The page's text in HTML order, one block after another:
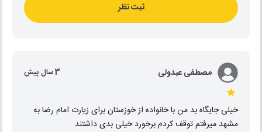
ثبت نظر
مصطفی عبدولی 3 سال پیش
خیلی جایگاه بد من با خانواده از خوزستان برای زیارت امام رضا به
مشهد میرفتم توقف کردم برخورد خیلی بدی داشتند